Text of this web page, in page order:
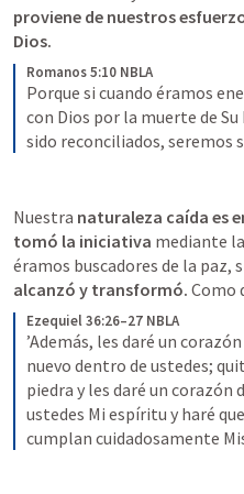
proviene de nuestros
Dios.
Romanos 5:10 NBLA
Porque si cuando éramos
con Dios por la muerte de
sido reconciliados, seremos
Nuestra naturaleza caída es
tomó la iniciativa mediante
éramos buscadores de la paz,
alcanzó y transformó. Como
Ezequiel 36:26–27 NBLA
’Además, les daré un
nuevo dentro de ustedes;
piedra y les daré un corazón
ustedes Mi espíritu y haré
cumplan cuidadosamente